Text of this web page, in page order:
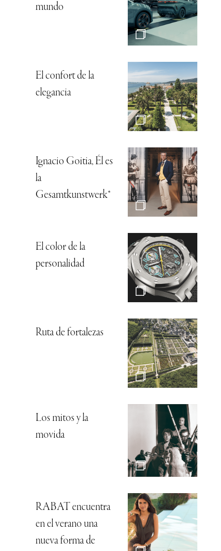
mundo
El confort de la
elegancia
Ignacio Goitia, Él es
la
Gesamtkunstwerk*
El color de la
personalidad
Ruta de fortalezas
Los mitos y la
movida
RABAT encuentra
en el verano una
nueva forma de